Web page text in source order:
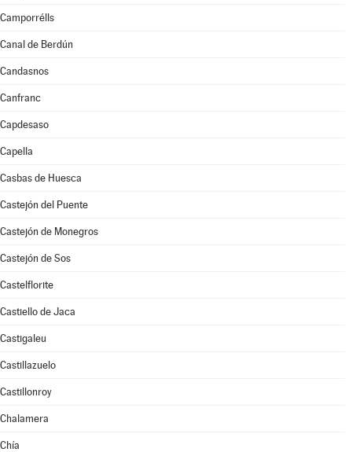
Camporrélls
Canal de Berdún
Candasnos
Canfranc
Capdesaso
Capella
Casbas de Huesca
Castejón del Puente
Castejón de Monegros
Castejón de Sos
Castelflorite
Castiello de Jaca
Castigaleu
Castillazuelo
Castillonroy
Chalamera
Chía